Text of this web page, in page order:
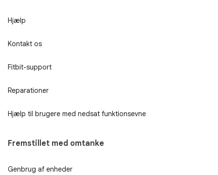
Hjælp
Kontakt os
Fitbit-support
Reparationer
Hjælp til brugere med nedsat funktionsevne
Fremstillet med omtanke
Genbrug af enheder